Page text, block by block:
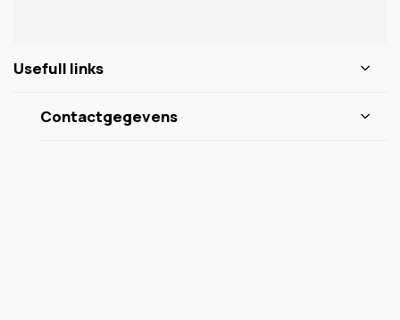
Usefull links
Contactgegevens